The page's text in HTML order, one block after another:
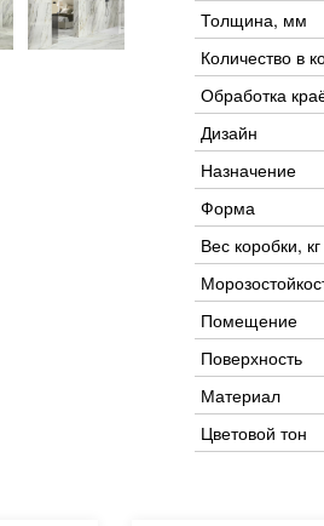
Толщина, мм
Количество в
Обработка
Дизайн
Назначение
Форма
Вес коробки, кг
Помещение
Поверхность
Материал
Цветовой тон